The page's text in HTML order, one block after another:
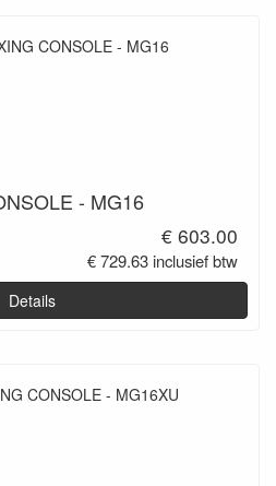
- MG16
€ 603.00
€ 729.63 inclusief btw
Details